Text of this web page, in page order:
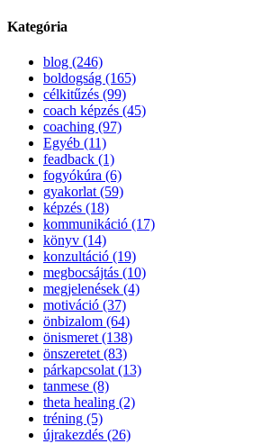
Kategória
blog (246)
boldogság (165)
célkitűzés (99)
coach képzés (45)
coaching (97)
Egyéb (11)
feadback (1)
fogyókúra (6)
gyakorlat (59)
képzés (18)
kommunikáció (17)
könyv (14)
konzultáció (19)
megbocsájtás (10)
megjelenések (4)
motiváció (37)
önbizalom (64)
önismeret (138)
önszeretet (83)
párkapcsolat (13)
tanmese (8)
theta healing (2)
tréning (5)
újrakezdés (26)